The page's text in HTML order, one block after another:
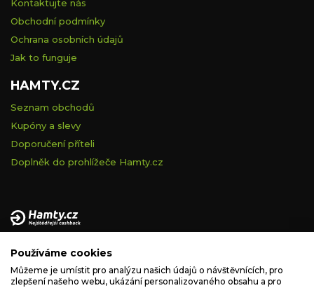
sídlem Na vápence 2885/2a, 130 00 Praha 3, IČ: 05228972,
zapsaná v obchodním rejstříku vedeném Městským soudem v
Praze, spisová značka C 260335.
Kontaktujte nás
Obchodní podmínky
Ochrana osobních údajů
Jak to funguje
HAMTY.CZ
Seznam obchodů
Kupóny a slevy
Doporučení příteli
Doplněk do prohlížeče Hamty.cz
Používáme cookies
Můžeme je umístit pro analýzu našich údajů o návštěvnících, pro
zlepšení našeho webu, ukázání personalizovaného obsahu a pro